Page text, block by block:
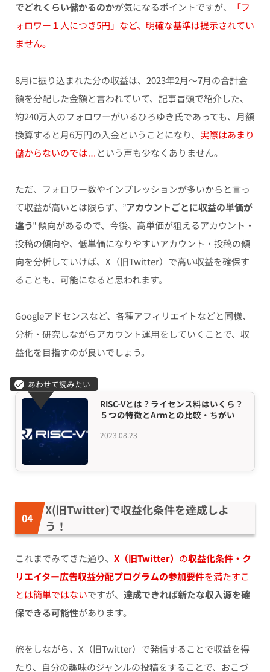
でどれくらい儲かるのかが気になるポイントですが、
「フ
ォロワー１人につき5円」など、明確な基準は提示されてい
ません。
8月に振り込まれた分の収益は、2023年2月〜7月の合計金
額を分配した金額と言われていて、記事冒頭で紹介した、
約240万人のフォロワーがいるひろゆき氏であっても、月額
換算すると月6万円の入金ということになり、 実際はあまり
儲からないのでは… という声も少なくありません。
ただ、フォロワー数やインプレッションが多いからと言っ
て収益が高いとは限らず、”アカウントごとに収益の単価が
違う” 傾向があるので、今後、高単価が狙えるアカウント・
投稿の傾向や、低単価になりやすいアカウント・投稿の傾
向を分析していけば、X（旧Twitter）で高い収益を確保す
ることも、可能になると思われます。
Googleアドセンスなど、各種アフィリエイトなどと同様、
分析・研究しながらアカウント運用をしていくことで、収
益化を目指すのが良いでしょう。
2023.08.23
RISC-Vとは？ライセンス料はいくら？
５つの特徴とArmとの比較・ちがい
X(旧Twitter)で収益化条件を達成しよ
う！
これまでみてきた通り、 X（旧Twitter） の収益化条件・ク
リエイター広告収益分配プログラムの参加要件を満たすこ
とは簡単ではないですが、 達成できれば新たな収入源を確
保できる可能性があります。
旅をしながら、X（旧Twitter）で発信することで収益を得
たり、自分の趣味のジャンルの投稿をすることで、おこづ